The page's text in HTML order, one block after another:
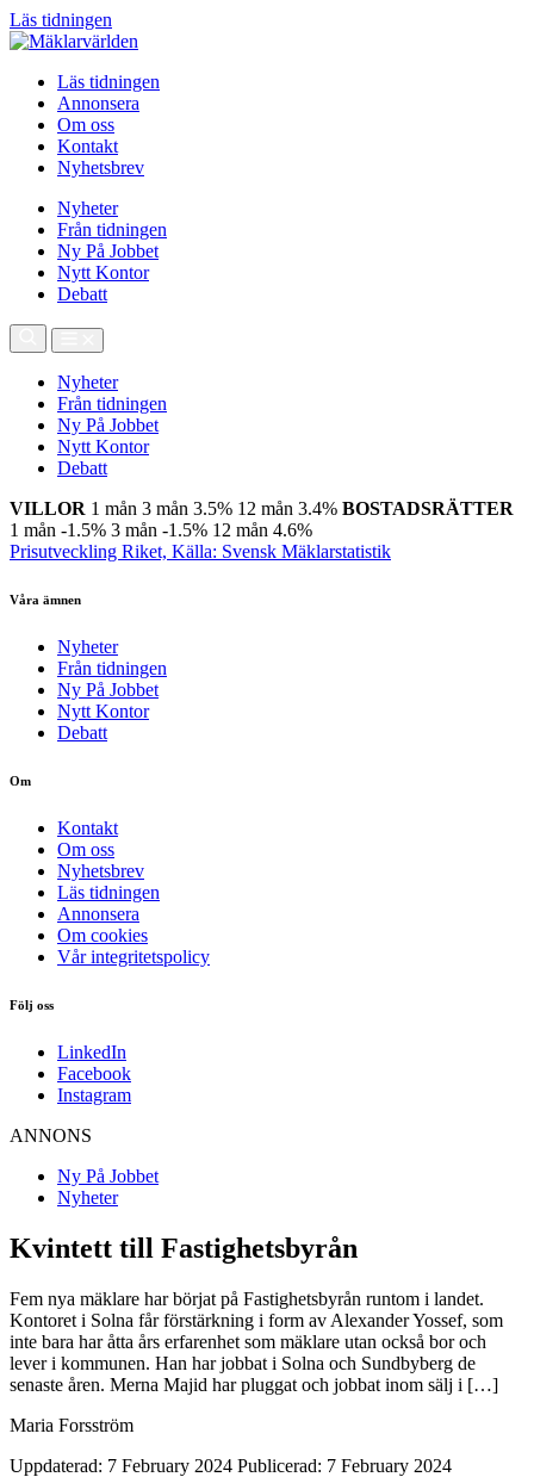
Läs tidningen
Läs tidningen
Annonsera
Om oss
Kontakt
Nyhetsbrev
Nyheter
Från tidningen
Ny På Jobbet
Nytt Kontor
Debatt
Nyheter
Från tidningen
Ny På Jobbet
Nytt Kontor
Debatt
VILLOR 1 mån 3 mån 3.5% 12 mån 3.4% BOSTADSRÄTTER
1 mån -1.5% 3 mån -1.5% 12 mån 4.6%
Prisutveckling Riket, Källa: Svensk Mäklarstatistik
Våra ämnen
Nyheter
Från tidningen
Ny På Jobbet
Nytt Kontor
Debatt
Om
Kontakt
Om oss
Nyhetsbrev
Läs tidningen
Annonsera
Om cookies
Vår integritetspolicy
Följ oss
LinkedIn
Facebook
Instagram
ANNONS
Ny På Jobbet
Nyheter
Kvintett till Fastighetsbyrån
Fem nya mäklare har börjat på Fastighetsbyrån runtom i landet.
Kontoret i Solna får förstärkning i form av Alexander Yossef, som
inte bara har åtta års erfarenhet som mäklare utan också bor och
lever i kommunen. Han har jobbat i Solna och Sundbyberg de
senaste åren. Merna Majid har pluggat och jobbat inom sälj i […]
Maria Forsström
Uppdaterad: 7 February 2024 Publicerad: 7 February 2024